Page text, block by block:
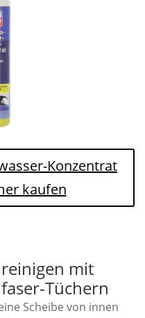
Konzentrat
kaufen
mit
Tüchern
Scheibe von innen